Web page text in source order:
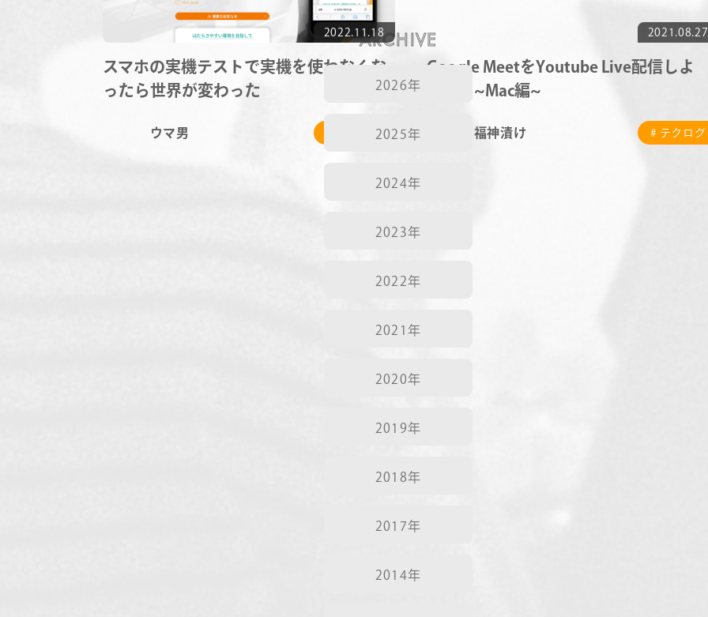
2022.11.18
スマホの実機テストで実機を使わなくな
ったら世界が変わった
ウマ男 # テクログ
2021.08.27
Google MeetをYoutube Live配信しよ
う！ ~Mac編~
福神漬け # テクログ
ARCHIVE
2026年
2025年
2024年
2023年
2022年
2021年
2020年
2019年
2018年
2017年
2014年